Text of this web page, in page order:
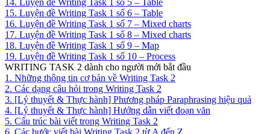
14. Luyện đề Writing Task 1 số 5 – Table
15. Luyện đề Writing Task 1 số 6 – Table
16. Luyện đề Writing Task 1 số 7 – Mixed charts
17. Luyện đề Writing Task 1 số 8 – Mixed charts
18. Luyện đề Writing Task 1 số 9 – Map
19. Luyện đề Writing Task 1 số 10 – Process
WRITING TASK 2 dành cho người mới bắt đầu
1. Những thông tin cơ bản về Writing Task 2
2. Các dạng câu hỏi trong Writing Task 2
3. [Lý thuyết & Thực hành] Phương pháp Paraphrasing hiệu quả
4. [Lý thuyết & Thực hành] Hướng dẫn viết đoạn văn
5. Cấu trúc bài viết trong Writing Task 2